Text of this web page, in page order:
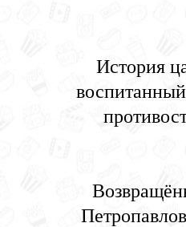
История